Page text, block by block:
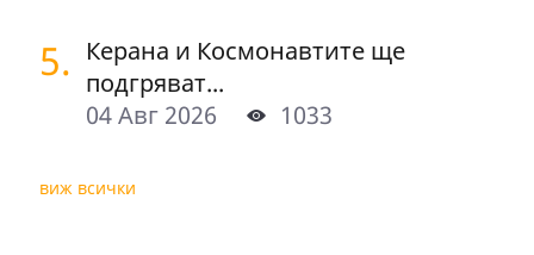
5. Керана и Космонавтите ще
подгряват...
04 Авг 2026
1033
виж всички